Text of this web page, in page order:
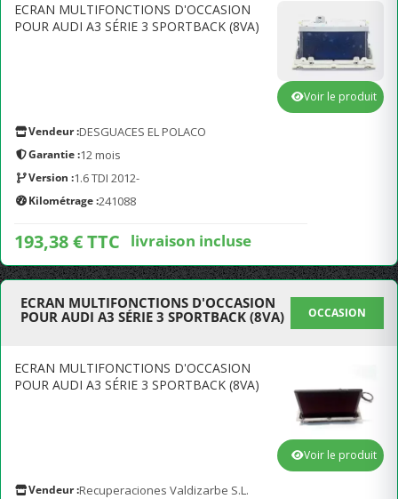
ECRAN MULTIFONCTIONS D'OCCASION
POUR AUDI A3 SÉRIE 3 SPORTBACK (8VA)
Vendeur :DESGUACES EL POLACO
Garantie :12 mois
Version :1.6 TDI 2012-
Kilométrage :241088
193,38 € TTC livraison incluse
Voir le produit
ECRAN MULTIFONCTIONS D'OCCASION
POUR AUDI A3 SÉRIE 3 SPORTBACK (8VA)
OCCASION
ECRAN MULTIFONCTIONS D'OCCASION
POUR AUDI A3 SÉRIE 3 SPORTBACK (8VA)
Vendeur :Recuperaciones Valdizarbe S.L.
Voir le produit